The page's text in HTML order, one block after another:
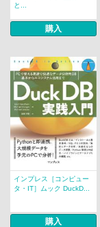
と...
購入
インプレス［コンピュー
タ・IT］ムック DuckD...
購入